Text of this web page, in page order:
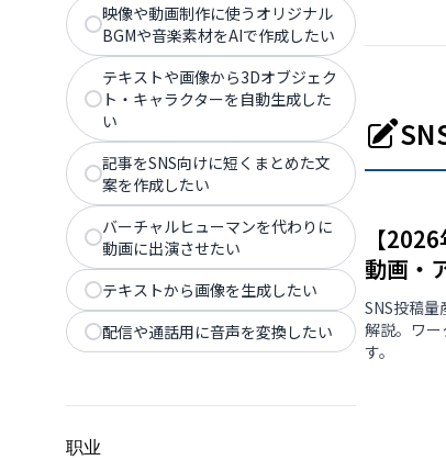
映像や動画制作に使うオリジナル
BGMや音楽素材をAIで作成したい
テキストや画像から3Dオブジェク
ト・キャラクターを自動生成した
い
記事をSNS向けに短くまとめた文
案を作成したい
バーチャルヒューマンを代わりに
動画に出演させたい
テキストから画像を生成したい
配信や通話用に音声を変換したい
职业
【
動画・
SNS投稿量
解説。ワ
す。